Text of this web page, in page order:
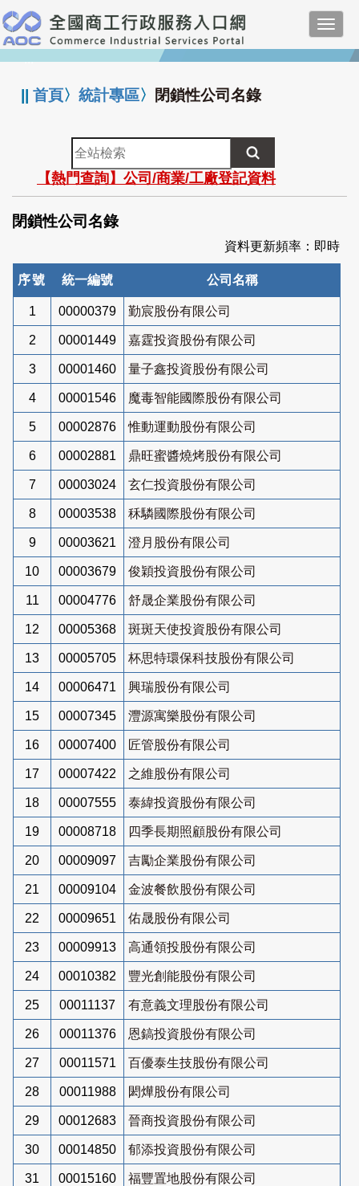
跳
到
主
要
:::
||首頁〉統計專區〉 閉鎖性公司名錄
全
站
檢
索
【熱門查詢】公司/商業/工廠登記資料
閉鎖性公司名錄
資料更新頻率：即時
序號 統一編號 公司名稱
1 00000379 勤宸股份有限公司
2 00001449 嘉霆投資股份有限公司
3 00001460 量子鑫投資股份有限公司
4 00001546 魔毒智能國際股份有限公司
5 00002876 惟動運動股份有限公司
6 00002881 鼎旺蜜醬燒烤股份有限公司
7 00003024 玄仁投資股份有限公司
8 00003538 秝驎國際股份有限公司
9 00003621 澄月股份有限公司
10 00003679 俊穎投資股份有限公司
11 00004776 舒晟企業股份有限公司
12 00005368 斑斑天使投資股份有限公司
13 00005705 杯思特環保科技股份有限公司
14 00006471 興瑞股份有限公司
15 00007345 灃源寓樂股份有限公司
16 00007400 匠管股份有限公司
17 00007422 之維股份有限公司
18 00007555 泰緯投資股份有限公司
19 00008718 四季長期照顧股份有限公司
20 00009097 吉勵企業股份有限公司
21 00009104 金波餐飲股份有限公司
22 00009651 佑晟股份有限公司
23 00009913 高通領投股份有限公司
24 00010382 豐光創能股份有限公司
25 00011137 有意義文理股份有限公司
26 00011376 恩鎬投資股份有限公司
27 00011571 百優泰生技股份有限公司
28 00011988 閎燁股份有限公司
29 00012683 晉商投資股份有限公司
30 00014850 郁添投資股份有限公司
31 00015160 福豐置地股份有限公司